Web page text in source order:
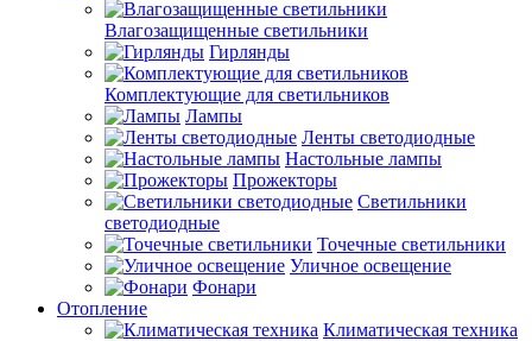
Влагозащищенные светильники
Гирлянды
Комплектующие для светильников
Лампы
Ленты светодиодные
Настольные лампы
Прожекторы
Светильники
светодиодные
Точечные светильники
Уличное освещение
Фонари
Отопление
Климатическая техника